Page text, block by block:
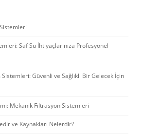
Saf Su İhtiyaçlarınıza Profesyonel
Sistemleri: Güvenli ve Sağlıklı Bir Gelecek İçin
Mekanik Filtrasyon Sistemleri
ve Kaynakları Nelerdir?